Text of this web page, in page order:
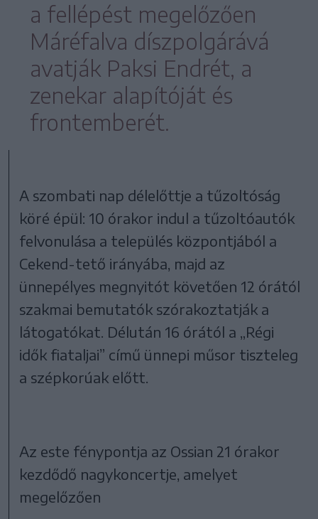
a fellépést megelőzően
Máréfalva díszpolgárává
avatják Paksi Endrét, a
zenekar alapítóját és
frontemberét.
A szombati nap délelőttje a tűzoltóság
köré épül: 10 órakor indul a tűzoltóautók
felvonulása a település központjából a
Cekend-tető irányába, majd az
ünnepélyes megnyitót követően 12 órától
szakmai bemutatók szórakoztatják a
látogatókat. Délután 16 órától a „Régi
idők fiataljai” című ünnepi műsor tiszteleg
a szépkorúak előtt.
Az este fénypontja az Ossian 21 órakor
kezdődő nagykoncertje, amelyet
megelőzően